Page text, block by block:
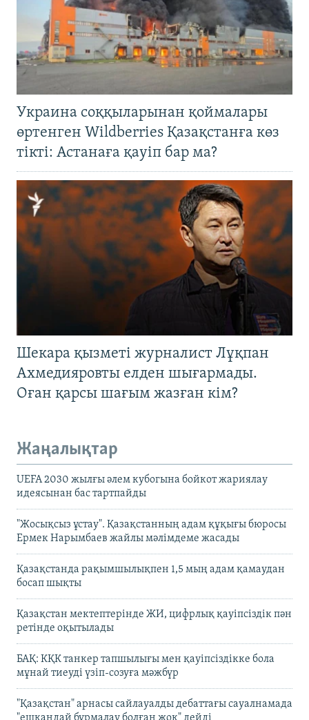
Украина соққыларынан қоймалары
өртенген Wildberries Қазақстанға көз
тікті: Астанаға қауіп бар ма?
Шекара қызметі журналист Лұқпан
Ахмедияровты елден шығармады.
Оған қарсы шағым жазған кім?
Жаңалықтар
UEFA 2030 жылғы әлем кубогына бойкот жариялау
идеясынан бас тартпайды
"Жосықсыз ұстау". Қазақстанның адам құқығы бюросы
Ермек Нарымбаев жайлы мәлімдеме жасады
Қазақстанда рақымшылықпен 1,5 мың адам қамаудан
босап шықты
Қазақстан мектептерінде ЖИ, цифрлық қауіпсіздік пән
ретінде оқытылады
БАҚ: КҚК танкер тапшылығы мен қауіпсіздікке бола
мұнай тиеуді үзіп-созуға мәжбүр
"Қазақстан" арнасы сайлауалды дебаттағы сауалнамада